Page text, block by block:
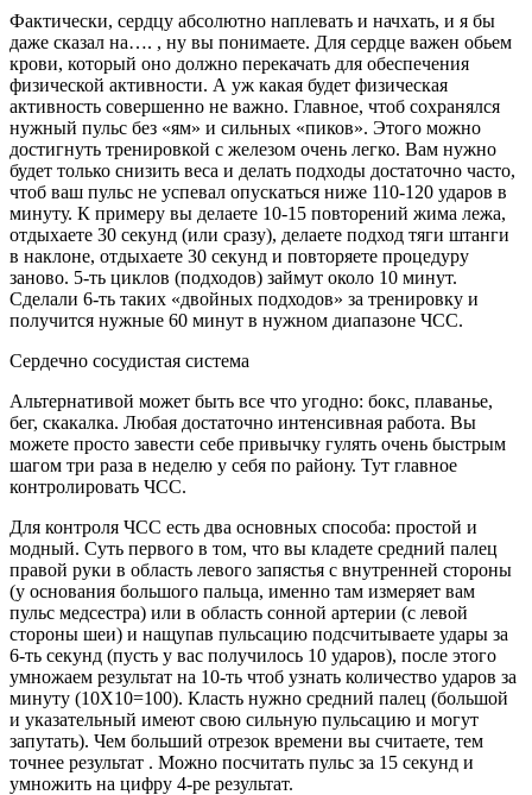
Фактически, сердцу абсолютно наплевать и начхать, и я бы
даже сказал на…. , ну вы понимаете. Для сердце важен обьем
крови, который оно должно перекачать для обеспечения
физической активности. А уж какая будет физическая
активность совершенно не важно. Главное, чтоб сохранялся
нужный пульс без «ям» и сильных «пиков». Этого можно
достигнуть тренировкой с железом очень легко. Вам нужно
будет только снизить веса и делать подходы достаточно часто,
чтоб ваш пульс не успевал опускаться ниже 110-120 ударов в
минуту. К примеру вы делаете 10-15 повторений жима лежа,
отдыхаете 30 секунд (или сразу), делаете подход тяги штанги
в наклоне, отдыхаете 30 секунд и повторяете процедуру
заново. 5-ть циклов (подходов) займут около 10 минут.
Сделали 6-ть таких «двойных подходов» за тренировку и
получится нужные 60 минут в нужном диапазоне ЧСС.
Сердечно сосудистая система
Альтернативой может быть все что угодно: бокс, плаванье,
бег, скакалка. Любая достаточно интенсивная работа. Вы
можете просто завести себе привычку гулять очень быстрым
шагом три раза в неделю у себя по району. Тут главное
контролировать ЧСС.
Для контроля ЧСС есть два основных способа: простой и
модный. Суть первого в том, что вы кладете средний палец
правой руки в область левого запястья с внутренней стороны
(у основания большого пальца, именно там измеряет вам
пульс медсестра) или в область сонной артерии (с левой
стороны шеи) и нащупав пульсацию подсчитываете удары за
6-ть секунд (пусть у вас получилось 10 ударов), после этого
умножаем результат на 10-ть чтоб узнать количество ударов за
минуту (10Х10=100). Класть нужно средний палец (большой
и указательный имеют свою сильную пульсацию и могут
запутать). Чем больший отрезок времени вы считаете, тем
точнее результат . Можно посчитать пульс за 15 секунд и
умножить на цифру 4-ре результат.